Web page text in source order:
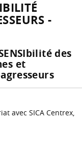
-
des
et
avec SICA Centrex,